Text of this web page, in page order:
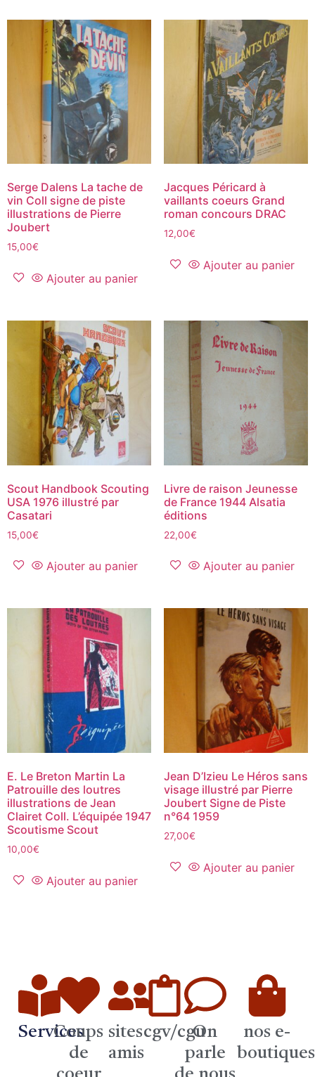
Serge Dalens La tache de
vin Coll signe de piste
illustrations de Pierre
Joubert
15,00€
Ajouter au panier
Jacques Péricard à
vaillants coeurs Grand
roman concours DRAC
12,00€
Ajouter au panier
Scout Handbook Scouting
USA 1976 illustré par
Casatari
15,00€
Ajouter au panier
Livre de raison Jeunesse
de France 1944 Alsatia
éditions
22,00€
Ajouter au panier
E. Le Breton Martin La
Patrouille des loutres
illustrations de Jean
Clairet Coll. L’équipée 1947
Scoutisme Scout
10,00€
Ajouter au panier
Jean D’Izieu Le Héros sans
visage illustré par Pierre
Joubert Signe de Piste
n°64 1959
27,00€
Ajouter au panier
Services
Coups
de
sites
amis
cgv/cguOn
parle
nos e-
boutiques